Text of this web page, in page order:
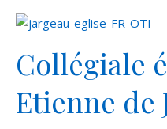
Collégiale
Etienne de